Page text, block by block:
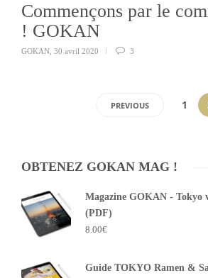
Commençons par le
! GOKAN
GOKAN 30 avril 2020 3
PREVIOUS 1
OBTENEZ GOKAN MAG !
Magazine GOKAN - Tokyo
(PDF)
8.00€
Guide TOKYO Ramen &